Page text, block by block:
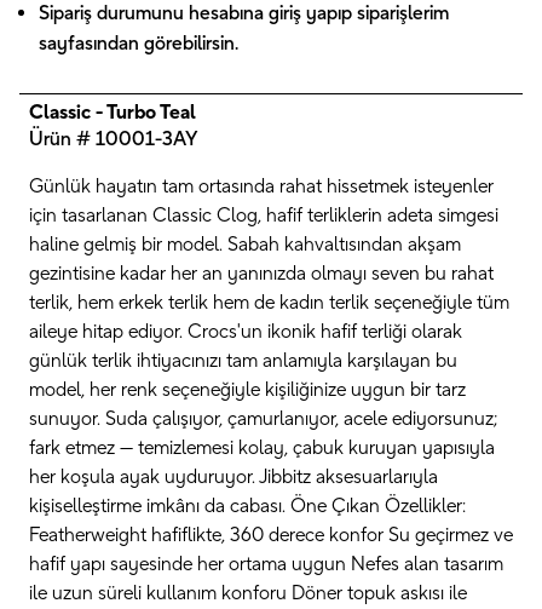
Sipariş durumunu hesabına giriş yapıp siparişlerim
sayfasından görebilirsin.
Classic - Turbo Teal
Ürün # 10001-3AY
Günlük hayatın tam ortasında rahat hissetmek isteyenler
için tasarlanan Classic Clog, hafif terliklerin adeta simgesi
haline gelmiş bir model. Sabah kahvaltısından akşam
gezintisine kadar her an yanınızda olmayı seven bu rahat
terlik, hem erkek terlik hem de kadın terlik seçeneğiyle tüm
aileye hitap ediyor. Crocs'un ikonik hafif terliği olarak
günlük terlik ihtiyacınızı tam anlamıyla karşılayan bu
model, her renk seçeneğiyle kişiliğinize uygun bir tarz
sunuyor. Suda çalışıyor, çamurlanıyor, acele ediyorsunuz;
fark etmez — temizlemesi kolay, çabuk kuruyan yapısıyla
her koşula ayak uyduruyor. Jibbitz aksesuarlarıyla
kişiselleştirme imkânı da cabası. Öne Çıkan Özellikler:
Featherweight hafiflikte, 360 derece konfor Su geçirmez ve
hafif yapı sayesinde her ortama uygun Nefes alan tasarım
ile uzun süreli kullanım konforu Döner topuk askısı ile